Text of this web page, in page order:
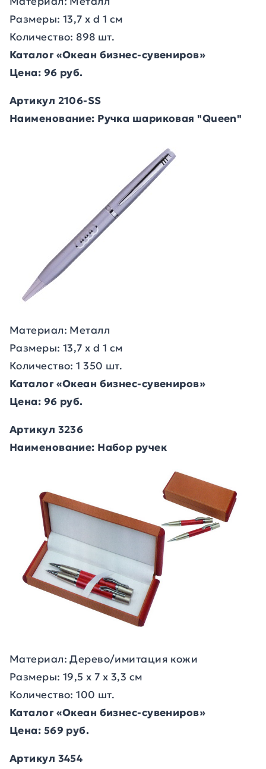
Размеры: 13,7 х d 1 см
Количество: 898 шт.
Каталог «Океан бизнес-сувениров»
Цена: 96 руб.
Артикул 2106-SS
Наименование: Ручка шариковая "Queen"
Материал: Металл
Размеры: 13,7 х d 1 см
Количество: 1 350 шт.
Каталог «Океан бизнес-сувениров»
Цена: 96 руб.
Артикул 3236
Наименование: Набор ручек
Материал: Дерево/имитация кожи
Размеры: 19,5 х 7 х 3,3 см
Количество: 100 шт.
Каталог «Океан бизнес-сувениров»
Цена: 569 руб.
Артикул 3454